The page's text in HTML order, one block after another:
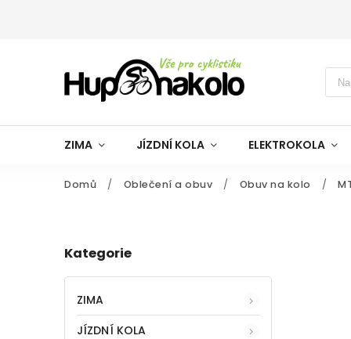
ZIMA JÍZDNÍ KOLA ELEKTROKOLA
Domů / Oblečení a obuv / Obuv na kolo /
Kategorie
ZIMA
JÍZDNÍ KOLA